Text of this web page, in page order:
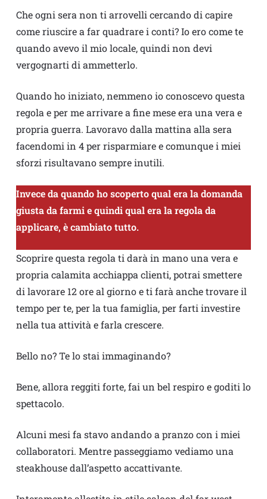
Che ogni sera non ti arrovelli cercando di capire
come riuscire a far quadrare i conti? Io ero come te
quando avevo il mio locale, quindi non devi
vergognarti di ammetterlo.
Quando ho iniziato, nemmeno io conoscevo questa
regola e per me arrivare a fine mese era una vera e
propria guerra. Lavoravo dalla mattina alla sera
facendomi in 4 per risparmiare e comunque i miei
sforzi risultavano sempre inutili.
Invece da quando ho scoperto qual era la domanda
giusta da farmi e quindi qual era la regola da
applicare, è cambiato tutto.
Scoprire questa regola ti darà in mano una vera e
propria calamita acchiappa clienti, potrai smettere
di lavorare 12 ore al giorno e ti farà anche trovare il
tempo per te, per la tua famiglia, per farti investire
nella tua attività e farla crescere.
Bello no? Te lo stai immaginando?
Bene, allora reggiti forte, fai un bel respiro e goditi lo
spettacolo.
Alcuni mesi fa stavo andando a pranzo con i miei
collaboratori. Mentre passeggiamo vediamo una
steakhouse dall’aspetto accattivante.